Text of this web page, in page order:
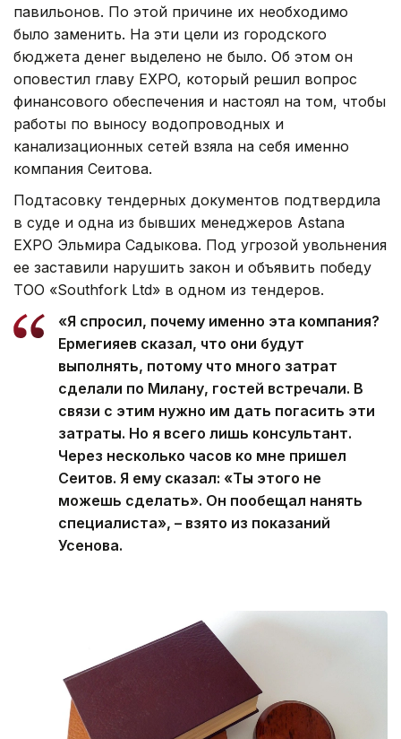
павильонов. По этой причине их необходимо
было заменить. На эти цели из городского
бюджета денег выделено не было. Об этом он
оповестил главу EXPO, который решил вопрос
финансового обеспечения и настоял на том, чтобы
работы по выносу водопроводных и
канализационных сетей взяла на себя именно
компания Сеитова.
Подтасовку тендерных документов подтвердила
в суде и одна из бывших менеджеров Astana
EXPO Эльмира Садыкова. Под угрозой увольнения
ее заставили нарушить закон и объявить победу
ТОО «Southfork Ltd» в одном из тендеров.
«Я спросил, почему именно эта компания?
Ермегияев сказал, что они будут
выполнять, потому что много затрат
сделали по Милану, гостей встречали. В
связи с этим нужно им дать погасить эти
затраты. Но я всего лишь консультант.
Через несколько часов ко мне пришел
Сеитов. Я ему сказал: «Ты этого не
можешь сделать». Он пообещал нанять
специалиста», – взято из показаний
Усенова.